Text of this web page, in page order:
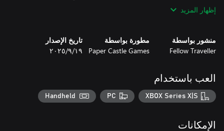
مع أكثر من 200 كلمة يمكنك جمعها خلال اللعبة، يمكنك ابتكار عدد لا
نهائي تقريبًا من الهجمات الفريدة. كلما توسعت مفردات رينغو، عليك
اختيار الكلمات بحكمة عند خوض المعارك، حيث ستحتاج إلى بناء
إستراتيجيات مدروسة تجمع بين الفئات المختلفة، وموازنة الكلمات
الخصوم. فكر في كيفية إدارة فترات الانتظار بفعالية، وتحسين مزيج
إظهار المزيد
منشور بواسطة
Fellow Traveller
مطورة بواسطة
Paper Castle Games
تاريخ الإصدار
١٩‏/٩‏/٢٠٢٥
العب باستخدام
XBOX Series X|S
PC
Handheld
الإمكانات